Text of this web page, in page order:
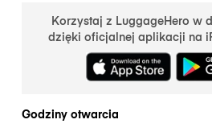
Korzystaj z LuggageHero w
dzięki oficjalnej aplikacji na
Godziny otwarcia